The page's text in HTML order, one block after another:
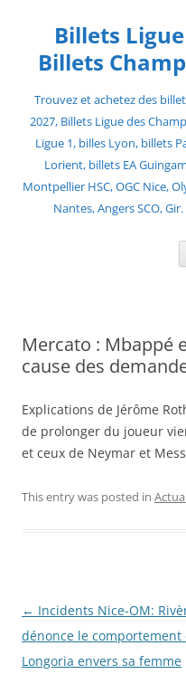
contentBillets
Billets
Trouvez et achetez des
2027, Billets Ligue des
Ligue 1, billes Lyon, billets
Lorient, billets EA
Montpellier HSC, OGC Nice,
Nantes, Angers SCO,
Mercato : Mbappé
cause des
Explications de Jérôme
de prolonger du joueur
et ceux de Neymar et
This entry was posted in
Post
navigation
← Incidents Nice-OM:
dénonce le comportement
Longoria envers sa femme